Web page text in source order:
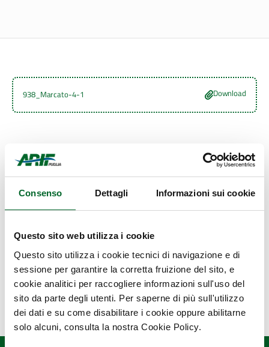
Consenso Dettagli Informazioni sui cookie
Questo sito web utilizza i cookie
Questo sito utilizza i cookie tecnici di navigazione e di
sessione per garantire la corretta fruizione del sito, e
cookie analitici per raccogliere informazioni sull'uso del
sito da parte degli utenti. Per saperne di più sull'utilizzo
dei dati e su come disabilitare i cookie oppure abilitarne
solo alcuni, consulta la nostra Cookie Policy.
938_Marcato-4-1 Download
Ultimo aggiornamento
15 Febbraio 2022, 12:50